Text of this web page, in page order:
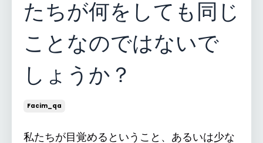
たちが何をしても同じ
ことなのではないで
しょうか？
Facim_qa
私たちが目覚めるということ、あるいは少な